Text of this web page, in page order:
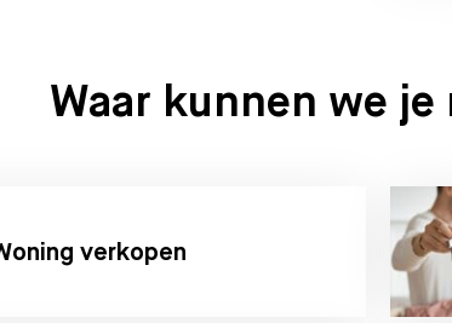
Waar kunnen we je
verkopen